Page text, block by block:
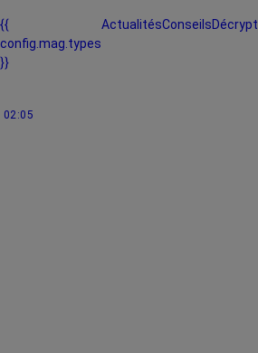
{{
config.mag.types
}}
ActualitésConseils
02:05